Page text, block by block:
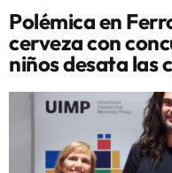
Polémica en
cerveza con
niños desata las